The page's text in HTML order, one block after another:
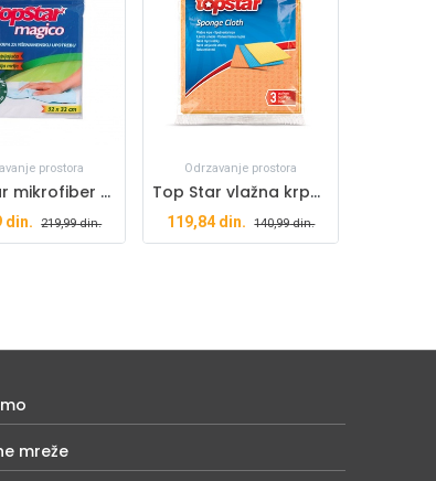
prostora
Top Star mikrofiber krpa magična 1/1
din. 219,99din.
Odrzavanje prostora
Top Star vlažna krpa 3/1
119,84 din. 140,99din.
mreže